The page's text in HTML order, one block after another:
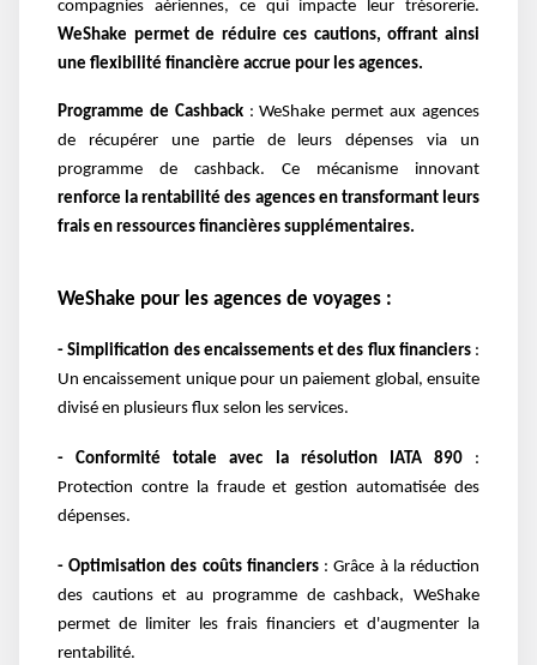
compagnies aériennes, ce qui impacte leur trésorerie.
WeShake permet de réduire ces cautions, offrant ainsi
une flexibilité financière accrue pour les agences.
Programme de Cashback: WeShake permet aux agences
de récupérer une partie de leurs dépenses via un
programme de cashback. Ce mécanisme innovant
renforce la rentabilité des agences en transformant leurs
frais en ressources financières supplémentaires​.
WeShake pour les agences de voyages :
- Simplification des encaissements et des flux financiers:
Un encaissement unique pour un paiement global, ensuite
divisé en plusieurs flux selon les services.
- Conformité totale avec la résolution IATA 890:
Protection contre la fraude et gestion automatisée des
dépenses.
- Optimisation des coûts financiers: Grâce à la réduction
des cautions et au programme de cashback, WeShake
permet de limiter les frais financiers et d'augmenter la
rentabilité.